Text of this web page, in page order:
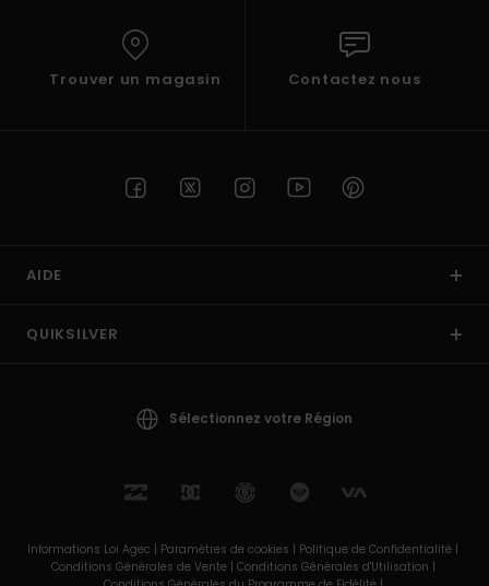
Trouver un magasin Contactez nous
AIDE
QUIKSILVER
Sélectionnez votre Région
Informations Loi Agec | Paramètres de cookies | Politique de Confidentialité |
Conditions Générales de Vente | Conditions Générales d'Utilisation |